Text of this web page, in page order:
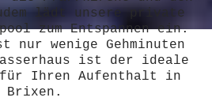
lädt unsere private
zum Entspannen ein.
nur wenige Gehminuten
ist der ideale
für Ihren Aufenthalt in
Brixen.